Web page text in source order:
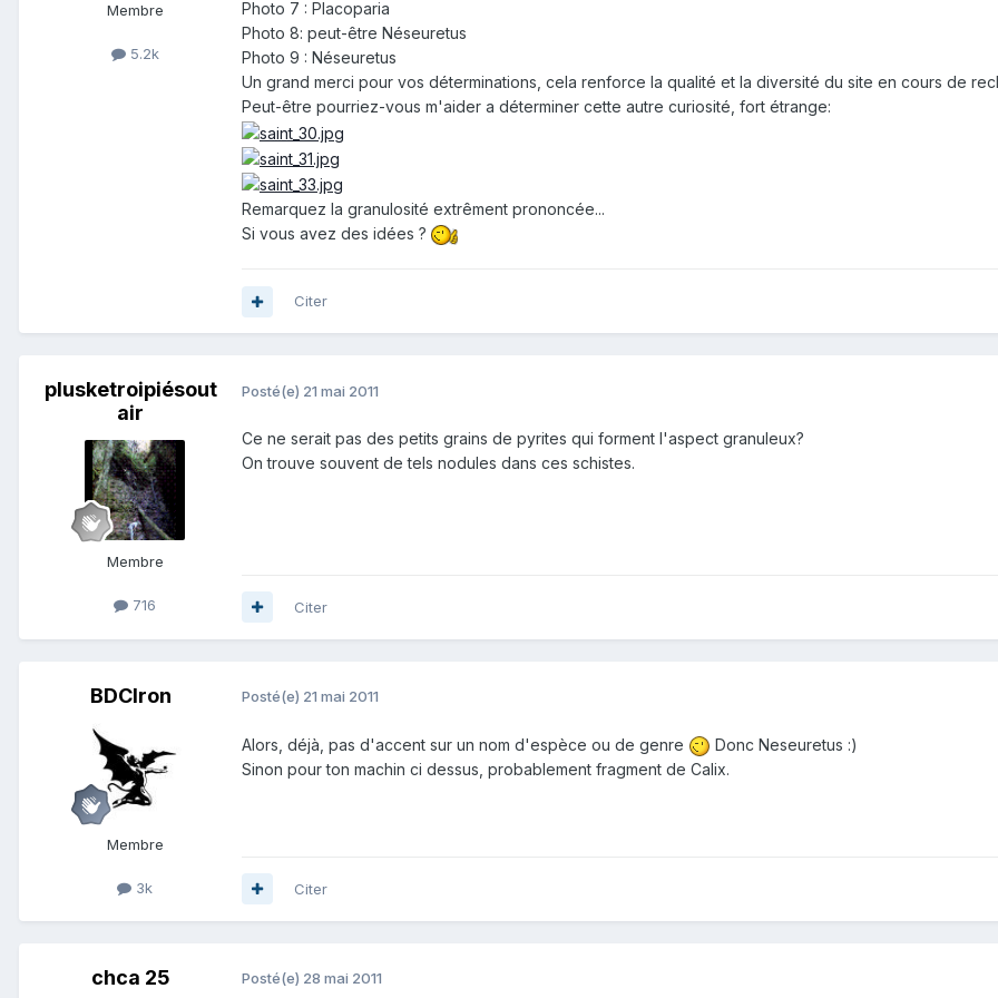
Membre
5.2k
Photo 7 : Placoparia
Photo 8: peut-être Néseuretus
Photo 9 : Néseuretus
Un grand merci pour vos déterminations, cela renforce la qualité et la diversité du site en cours de
Peut-être pourriez-vous m'aider a déterminer cette autre curiosité, fort étrange:
Remarquez la granulosité extrêment prononcée...
Si vous avez des idées ?
Citer
plusketroipiésout
air
Membre
716
Posté(e) 21 mai 2011
Ce ne serait pas des petits grains de pyrites qui forment l'aspect granuleux?
On trouve souvent de tels nodules dans ces schistes.
Citer
BDCIron
Membre
3k
Posté(e) 21 mai 2011
Alors, déjà, pas d'accent sur un nom d'espèce ou de genre
Donc Neseuretus :)
Sinon pour ton machin ci dessus, probablement fragment de Calix.
Citer
chca 25 Posté(e) 28 mai 2011